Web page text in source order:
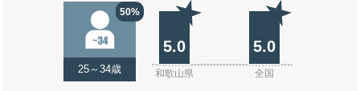
50%
25～34歳
5.0 5.0
和歌山県 全国